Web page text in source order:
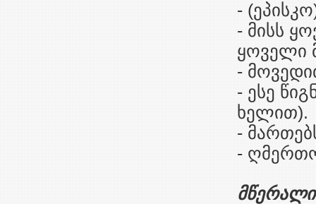
-
- მისს
ყოველი
-
- ესე
ხელით).
-
-
მწერალი